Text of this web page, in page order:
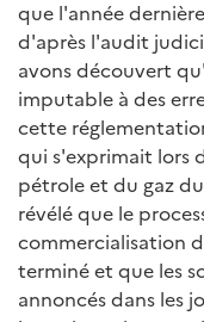
que l'année
d'après l'audit
avons découvert
imputable à des
cette
qui s'exprimait lors
pétrole et du gaz
révélé que le
commercialisation
terminé et que les
annoncés dans les